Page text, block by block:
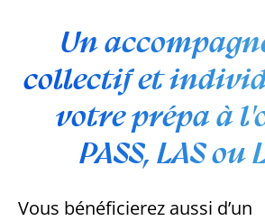
Un
collectif et
votre prépa à
PASS, LAS ou
Vous bénéficierez aussi d’un